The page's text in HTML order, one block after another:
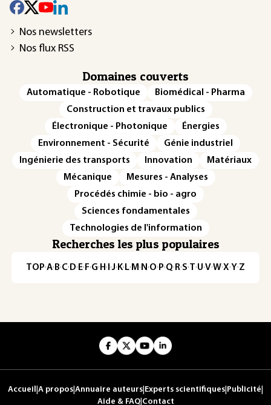
Nos newsletters
Nos flux RSS
Domaines couverts
Automatique - Robotique
Biomédical - Pharma
Construction et travaux publics
Électronique - Photonique
Énergies
Environnement - Sécurité
Génie industriel
Ingénierie des transports
Innovation
Matériaux
Mécanique
Mesures - Analyses
Procédés chimie - bio - agro
Sciences fondamentales
Technologies de l'information
Recherches les plus populaires
TOP·A·B·C· D· E· F·G· H · ·J· K· L· M · N ·O· P·Q· R·S·T·U·V·W·X·Y·Z
Accueil A propos Annuaire auteurs Experts scientifiques Publicité
Aide & FAQ| Contact